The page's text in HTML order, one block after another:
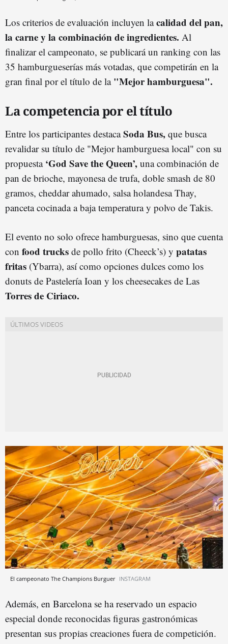
Los criterios de evaluación incluyen lacalidad del pan,
la carne y la combinación de ingredientes. Al
finalizar el campeonato, se publicará un ranking con las
35 hamburgueserías más votadas, que competirán en la
gran final por el título de la "Mejor hamburguesa".
La competencia por el título
Entre los participantes destacaSoda Bus, que busca
revalidar su título de "Mejor hamburguesa local" con su
propuesta ‘God Save the Queen’, una combinación de
pan de brioche, mayonesa de trufa, doble smash de 80
gramos, cheddar ahumado, salsa holandesa Thay,
panceta cocinada a baja temperatura y polvo de Takis.
El evento no solo ofrece hamburguesas, sino que cuenta
con food trucks de pollo frito (Cheeck’s) y patatas
fritas (Ybarra), así como opciones dulces como los
donuts de Pastelería Ioan y los cheesecakes de Las
Torres de Ciriaco.
El campeonato The Champions Burguer INSTAGRAM
Además, en Barcelona se ha reservado un espacio
especial donde reconocidas figuras gastronómicas
presentan sus propias creaciones fuera de competición.